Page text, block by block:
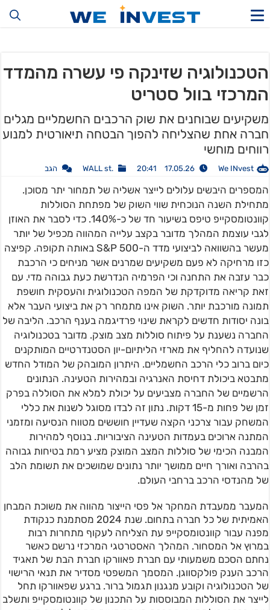
הטכנולוגיה שזינקה פי עשרה מהמדד
המרכזי בוול סטריט
משקיעים שבוחנים את שוק הרכבים החשמליים מגלים
חברה אחת שהצליחה להפוך הבטחה תיאורטית למנוע
רווחים מוחשי
We INvest
17.05.26 20:41
.WALL st הגב
המספרים היבשים עלולים לייצר אשליה של תמחור יתר מסוכן.
מתחילת השנה הנוכחית שווי השוק של מפתחת הסוללות
קוונטומסקייפ טיפס בשיעור חד של כ-140%. כדי לסבר את האוזן
לגבי עוצמת המהלך מדובר בקצב עלייה המהווה מכפיל של יותר
מעשר בהשוואה לביצועי מדד ה-S&P 500 באותה תקופה. קפיצה
כזו מרחיקה לא פעם משקיעים שמרנים אשר מניחים כי הרכבת
כבר עזבה את התחנה וכי הפרמיה הנדרשת כעת גבוהה מדי. עם
זאת קריאה מדוקדקת של המפה הטכנולוגית והעסקית חושפת
תמונה מורכבת יותר. השוק אינו מתמחר רק את ביצועי העבר אלא
בונה יסודות חדשים לקראת שינוי פרדיגמה בענף הרכב. הליבה של
החברה נשענת על פיתוח סוללות מצב מוצק. מדובר בטכנולוגיה
שנועדה להחליף את מארזי הליתיום-יון הסטנדרטיים המותקנים
כיום ברוב כלי הרכב החשמליים. היתרון המובהק של המודל החדש
מתבטא ביכולת דחיסת האנרגיה ובמהירות הטעינה. הנתונים
הרשמיים של החברה מצביעים על יכולת למלא את הסוללה בפרק
זמן של פחות מ-15 דקות. נתון זה לבדו מסוגל לשנות את כללי
המשחק עבור צרכני הקצה שעדיין חוששים מטווח הנסיעה ומזמני
המתנה ארוכים בעמדות הטעינה הציבוריות. בנוסף למהירות
המבנה הכימי של סוללות המצב המוצק מציע רמת בטיחות גבוהה
בהרבה ואורך חיים ממושך יותר נתונים שמושכים את תשומת הלב
של מהנדסי הרכב ברחבי העולם.
המעבר ממעבדת המחקר אל פסי הייצור מהווה את משוכת המבחן
האמיתית של כל חברה בתחום. שנת 2024 מסתמנת כנקודת
מפנה עבור קוונטומסקייפ עת הצליחה לעקוף מתחרות רבות
במרוץ אל המסחור. המהלך האסטרטגי המרכזי נרשם כאשר
נחתם הסכם משמעותי עם חברת פאוורקו חברת הבת של תאגיד
הרכב הענק פולקסווגן. המסמך המשפטי מסדיר את תנאי הרישוי
של הטכנולוגיה וקובע מנגנון תגמול ברור. ברגע שפאוורקו תחל
לייצר את הסוללות המבוססות על התכנון של קוונטומסקייפ ותשלב